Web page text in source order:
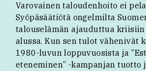
Varovainen taloudenhoito ei
Syöpäsäätiötä ongelmilta
talouselämän ajauduttua
alussa. Kun sen tulot vähenivät
1980-luvun loppuvuosista ja
eteneminen” -kampanjan tuotto